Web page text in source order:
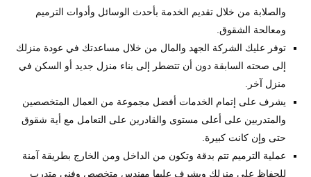
والصلابة من خلال تقديم الخدمة بأحدث الوسائل وأدوات الترميم
ومعالحة الشقوق.
توفر عليك الشركة الجهد والمال من خلال مساعدتك في عودة منزلك
إلى صحته السابقة دون أن تتضطر إلى بناء منزل جديد أو السكن في
منزل آخر.
يشرف على إتمام الخدمات أفضل مجموعة من العمال المتخصصين
والمتدربين على أعلى مستوى والقادرين على التعامل مع أية شقوق
حتى وإن كانت كبيرة.
عملية الترميم تتم بدقة وتكون من الداخل ومن الخارج بطريقة آمنة
للحفاظ على منزلك ويشرف عليها مهندس متخصص وفني متدرب